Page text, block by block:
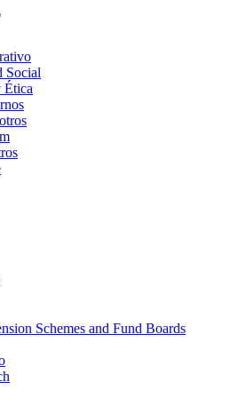
Social
Ética
Schemes and Fund Boards